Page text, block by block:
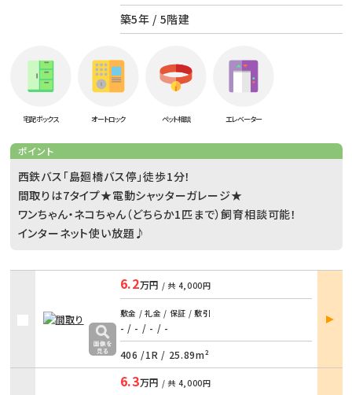
築5年 / 5階建
宅配ボックス オートロック ペット相談 エレベーター
ポイント
西鉄バス「島廻橋バス停」徒歩1分！
間取りは7タイプ★電動シャッターガレージ★
ワンちゃん・ネコちゃん（どちらか1匹まで）飼育相談可能！
インターネット使い放題♪
6.2万円 / 共 4,000円
敷金 / 礼金 / 保証 / 敷引
- / - / - / -
406 /1R / 25.89m²
部屋
詳細
6.3万円 / 共 4,000円